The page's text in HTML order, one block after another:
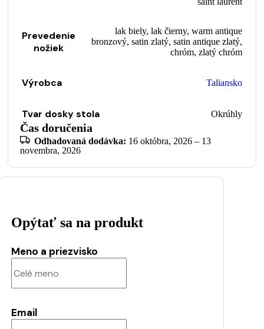
Prevedenie
nožiek
lak biely, lak čierny, warm antique
bronzový, satin zlatý, satin antique zlatý,
chróm, zlatý chróm
Výrobca Taliansko
Tvar dosky stola Okrúhly
Čas doručenia
Odhadovaná dodávka: 16 októbra, 2026 – 13
novembra, 2026
Opýtať sa na produkt
Meno a priezvisko
Email